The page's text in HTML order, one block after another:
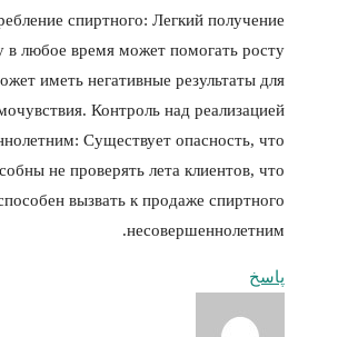
спиртного: Легкий получение
в любое время может помогать росту
иметь негативные результаты для
Контроль над реализацией
Существует опасность, что
не проверять лета клиентов, что
вызвать к продаже спиртного
несовершеннолетним.
پاسخ